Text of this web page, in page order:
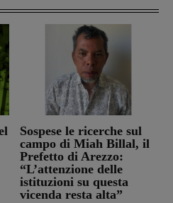
Sospese le ricerche sul
campo di Miah Billal, il
Prefetto di Arezzo:
“L’attenzione delle
istituzioni su questa
vicenda resta alta”